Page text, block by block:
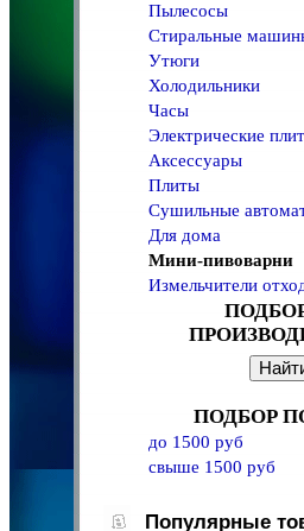
Пылесосы
Стиральные
Утюги
Холодильники
Часы
Электрические
Аксессуары
Плиты
Сушильные
Для дома
Мини-пивоварни
Измельчители
ПОДБОР
до 1500 руб
свыше 1500 руб
Популярные